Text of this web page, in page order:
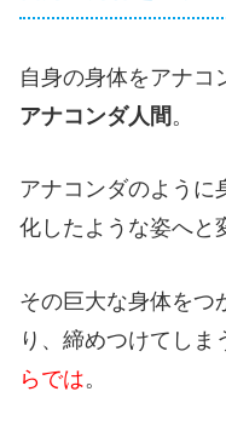
自身の身体をアナコ
アナコンダ人間 。
アナコンダのように
化したような姿へと
その巨大な身体をつ
り、締めつけてしま
らでは。